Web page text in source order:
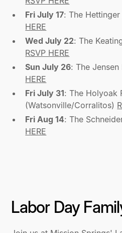
Fri July 17: The
HERE
Wed July 22: The
RSVP HERE
Sun July 26: The
HERE
Fri July 31: The Holyoak
(Watsonville/Corralitos)
Fri Aug 14: The
HERE
Labor Day